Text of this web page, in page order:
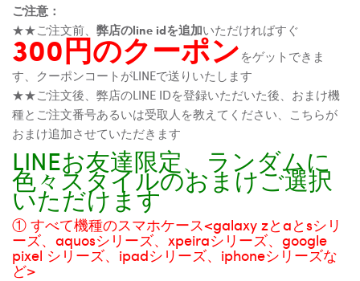
ご注意：
★★ご注文前、 弊店のline idを追加いただければすぐ
300円のクーポンをゲットできま
す、クーポンコートがLINEで送りいたします
★★ご注文後、弊店のLINE IDを登録いただいた後、おまけ機
種とご注文番号あるいは受取人を教えてください、こちらが
おまけ追加させていただきます
LINEお友達限定、ランダムに
色々スタイルのおまけご選択
いただけます
① すべて機種のスマホケース<galaxy zとaとsシリ
ーズ、aquosシリーズ、xpeiraシリーズ、google
pixel シリーズ、ipadシリーズ、iphoneシリーズな
ど>